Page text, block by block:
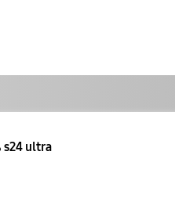
مشكلة الشحن s24 ultra